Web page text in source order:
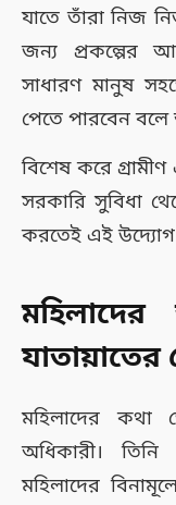
যাতে তাঁরা নিজ
জন্য প্রকল্পের
সাধারণ মানুষ
পেতে পারবেন
বিশেষ করে
সরকারি সুবিধা
করতেই এই উদ্যোগ
যাতায়াতের
মহিলাদের কথা
অধিকারী।
মহিলাদের